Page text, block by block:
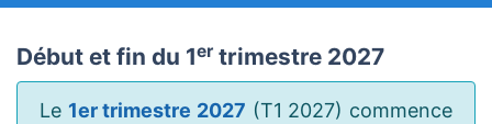
Début et fin du 1er trimestre 2027
Le 1er trimestre 2027 (T1 2027) commence